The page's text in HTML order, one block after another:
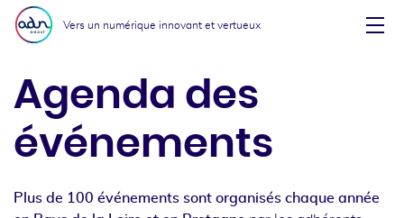
Aller au menu
Aller au contenu
Vers un numérique innovant et vertueux
Agenda des
événements
Plus de 100 événements sont organisés chaque année